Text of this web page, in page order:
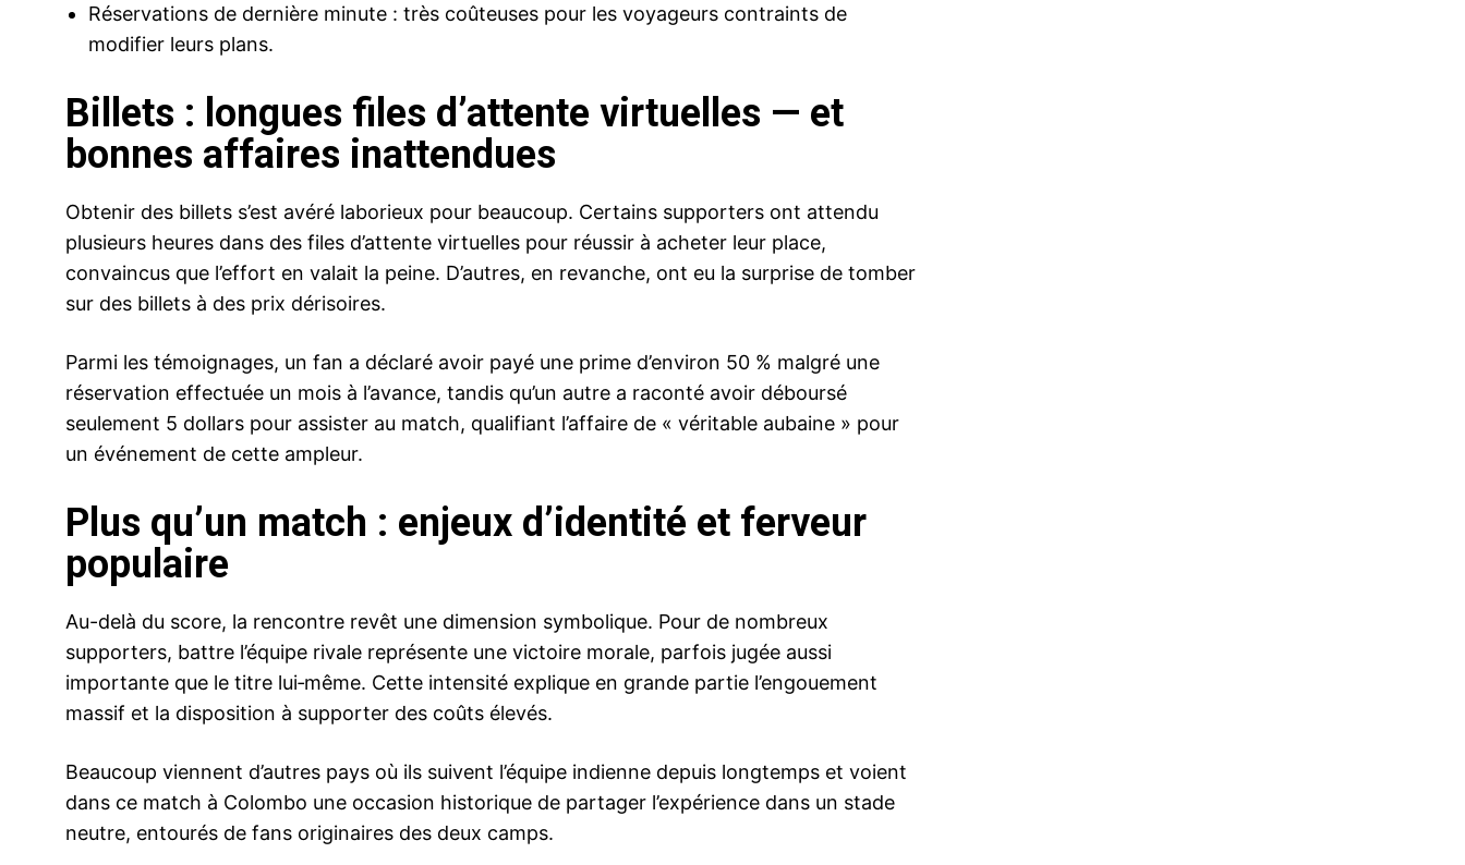
Réservations de dernière minute : très coûteuses pour les voyageurs contraints de
modifier leurs plans.
Billets : longues files d’attente virtuelles — et
bonnes affaires inattendues
Obtenir des billets s’est avéré laborieux pour beaucoup. Certains supporters ont attendu
plusieurs heures dans des files d’attente virtuelles pour réussir à acheter leur place,
convaincus que l’effort en valait la peine. D’autres, en revanche, ont eu la surprise de tomber
sur des billets à des prix dérisoires.
Parmi les témoignages, un fan a déclaré avoir payé une prime d’environ 50 % malgré une
réservation effectuée un mois à l’avance, tandis qu’un autre a raconté avoir déboursé
seulement 5 dollars pour assister au match, qualifiant l’affaire de « véritable aubaine » pour
un événement de cette ampleur.
Plus qu’un match : enjeux d’identité et ferveur
populaire
Au-delà du score, la rencontre revêt une dimension symbolique. Pour de nombreux
supporters, battre l’équipe rivale représente une victoire morale, parfois jugée aussi
importante que le titre lui‑même. Cette intensité explique en grande partie l’engouement
massif et la disposition à supporter des coûts élevés.
Beaucoup viennent d’autres pays où ils suivent l’équipe indienne depuis longtemps et voient
dans ce match à Colombo une occasion historique de partager l’expérience dans un stade
neutre, entourés de fans originaires des deux camps.